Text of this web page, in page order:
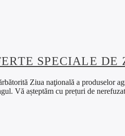
SPECIALE
Ziua naţională a produselor
Vă așteptăm cu prețuri de